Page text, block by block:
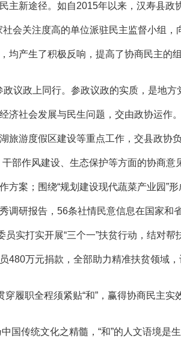
主新途径。如自2015年以来，汉寿县
会关注度高的单位派驻民主监督小组
均产生了积极反响，提高了协商民主的
政议政上同行。参政议政的实质，是地
济社会发展与民生问题，交由政协运作
旅游度假区建设等重点工作，交县政协
干部作风建设、生态保护等方面的协商
方案；围绕“规划建设现代蔬菜产业园”
调研报告，56条社情民意信息在国家
员实打实开展“三个一”扶贫行动，结对
480万元捐款，全部助力精准扶贫领域
穿履职全程须紧贴“和”，赢得协商民主实
中国传统文化之精髓，“和”的人文语境